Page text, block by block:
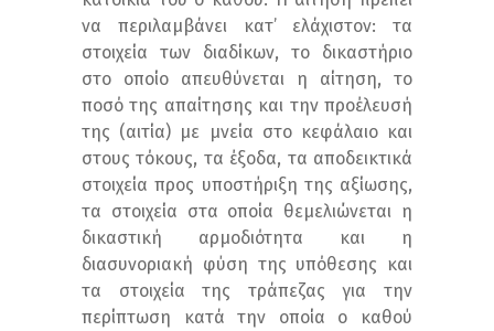
να περιλαμβάνει κατ’ ελάχιστον: τα
στοιχεία των διαδίκων, το δικαστήριο
στο οποίο απευθύνεται η αίτηση, το
ποσό της απαίτησης και την προέλευσή
της (αιτία) με μνεία στο κεφάλαιο και
στους τόκους, τα έξοδα, τα αποδεικτικά
στοιχεία προς υποστήριξη της αξίωσης,
τα στοιχεία στα οποία θεμελιώνεται η
δικαστική αρμοδιότητα και η
διασυνοριακή φύση της υπόθεσης και
τα στοιχεία της τράπεζας για την
περίπτωση κατά την οποία ο καθού